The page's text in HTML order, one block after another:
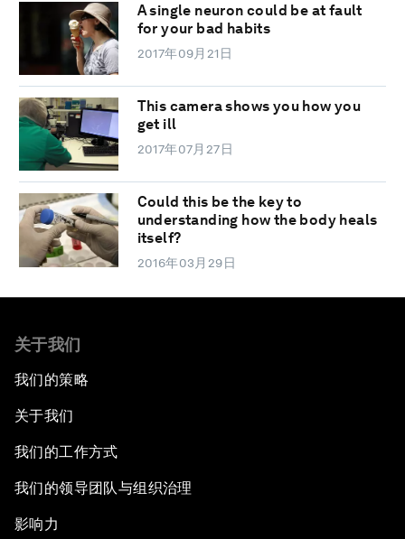
A single neuron could be at fault
for your bad habits
2017年09月21日
This camera shows you how you
get ill
2017年07月27日
Could this be the key to
understanding how the body heals
itself?
2016年03月29日
关于我们
我们的策略
关于我们
我们的工作方式
我们的领导团队与组织治理
影响力